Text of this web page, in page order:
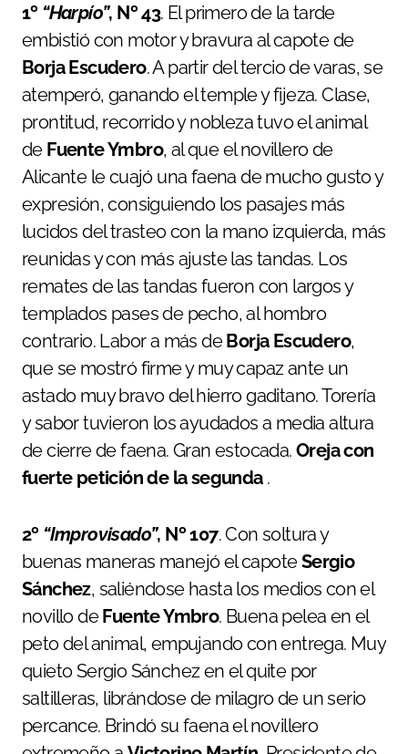
1º “Harpío”, Nº 43. El primero de la tarde
embistió con motor y bravura al capote de
Borja Escudero. A partir del tercio de varas, se
atemperó, ganando el temple y fijeza. Clase,
prontitud, recorrido y nobleza tuvo el animal
de Fuente Ymbro, al que el novillero de
Alicante le cuajó una faena de mucho gusto y
expresión, consiguiendo los pasajes más
lucidos del trasteo con la mano izquierda, más
reunidas y con más ajuste las tandas. Los
remates de las tandas fueron con largos y
templados pases de pecho, al hombro
contrario. Labor a más deBorja Escudero,
que se mostró firme y muy capaz ante un
astado muy bravo del hierro gaditano. Torería
y sabor tuvieron los ayudados a media altura
de cierre de faena. Gran estocada. Oreja con
fuerte petición de la segunda .
2º “Improvisado”, Nº 107. Con soltura y
buenas maneras manejó el capoteSergio
Sánchez, saliéndose hasta los medios con el
novillo deFuente Ymbro. Buena pelea en el
peto del animal, empujando con entrega. Muy
quieto Sergio Sánchez en el quite por
saltilleras, librándose de milagro de un serio
percance. Brindó su faena el novillero